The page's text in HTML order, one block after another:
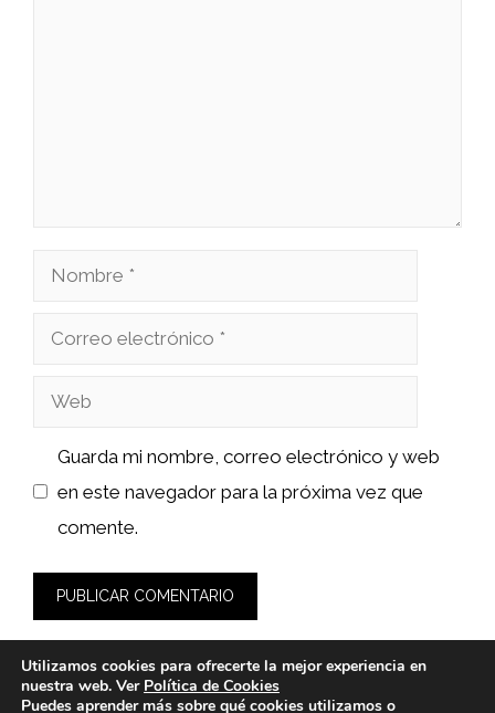
Nombre
Correo
Web
Guarda mi nombre, correo electrónico y web
en este navegador para la próxima vez que
comente.
Utilizamos cookies para ofrecerte la mejor experiencia en
nuestra web. Ver Política de Cookies
Puedes aprender más sobre qué cookies utilizamos o